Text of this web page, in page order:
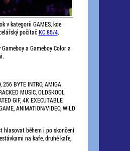
v kategorii GAMES, kde
počítačKC 85/4.
a Gameboy Color a
256 BYTE INTRO, AMIGA
MUSIC, OLDSKOOL
GIF, 4K EXECUTABLE
ANIMATION/VIDEO, WILD
hlasovat během i po skončení
na kafe, druhé kafe,